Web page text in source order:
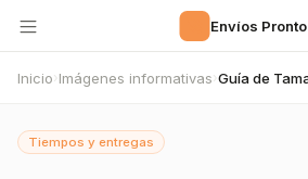
Envíos Pronto
Inicio› Imágenes informativas›
Tiempos y entregas